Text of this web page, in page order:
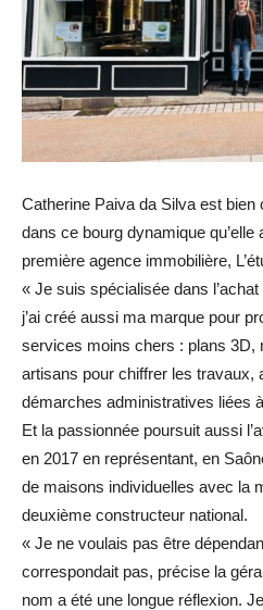
Catherine Paiva da Silva est bien
dans ce bourg dynamique
première agence immobilière,
« Je suis spécialisée dans
j’ai créé aussi ma marque pour
services moins chers : plans 3D,
artisans pour chiffrer les travaux,
démarches administratives liées
Et la passionnée poursuit aussi
en 2017 en représentant, en
de maisons individuelles avec la
deuxième constructeur national.
« Je ne voulais pas être
correspondait pas, précise la
nom a été une longue réflexion.